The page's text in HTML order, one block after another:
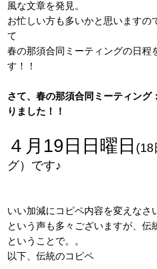
風な文章を発見。
お忙しい方も多いかと思いますの
て
春の那須合同ミーティングの日程
す！！
さて、春の那須合同ミーティング
りました！！
４月19日日曜日 (18
グ）です♪
いい加減にコピペ内容を変えなさ
という声も多々ございますが、伝
ということで。。
以下、伝統のコピペ